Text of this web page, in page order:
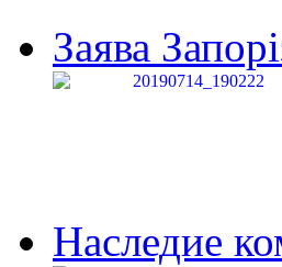
Заява
Наследие